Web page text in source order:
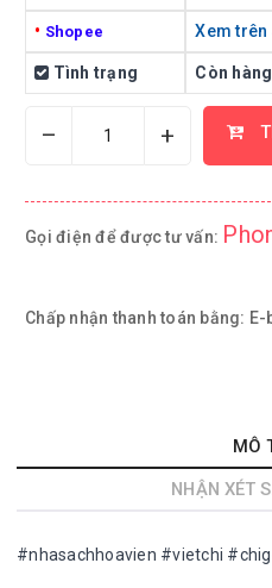
• Shopee Xem trên
Tình trạng Còn hàng
– +
Gọi điện để được tư vấn:
Chấp nhận thanh toán bằng: E-
MÔ
NHẬN XÉT
#nhasachhoavien #vietchi